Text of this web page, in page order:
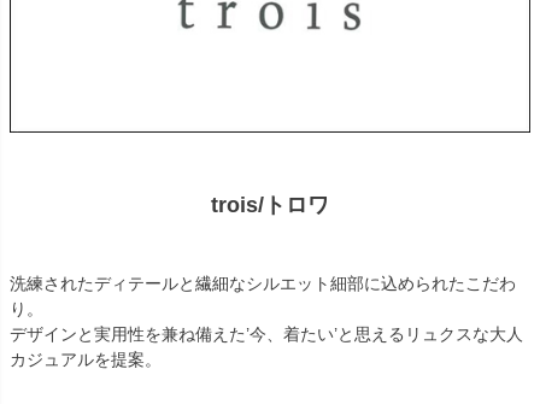
trois/トロワ
洗練されたディテールと繊細なシルエット細部に込められたこだわ
り。
デザインと実用性を兼ね備えた’今、着たい’と思えるリュクスな大人
カジュアルを提案。